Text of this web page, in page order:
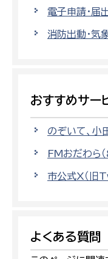
電子申請・届
消防出動・気
おすすめサー
のぞいて、
FMおだわら
市公式X（旧
よくある質問